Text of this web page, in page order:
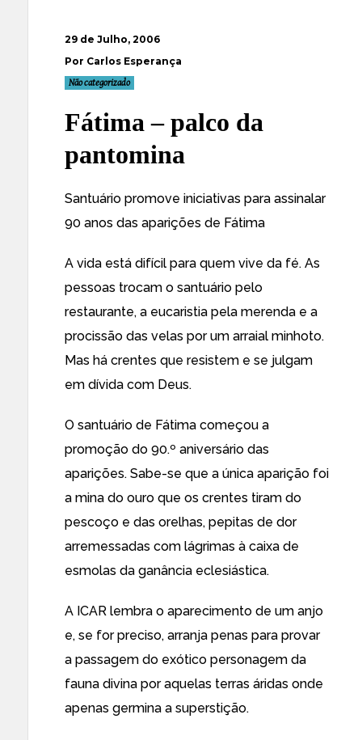
29 de Julho, 2006
Por Carlos Esperança
Não categorizado
Fátima – palco da
pantomina
Santuário promove iniciativas para assinalar
90 anos das aparições de Fátima
A vida está difícil para quem vive da fé. As
pessoas trocam o santuário pelo
restaurante, a eucaristia pela merenda e a
procissão das velas por um arraial minhoto.
Mas há crentes que resistem e se julgam
em dívida com Deus.
O santuário de Fátima começou a
promoção do 90.º aniversário das
aparições. Sabe-se que a única aparição foi
a mina do ouro que os crentes tiram do
pescoço e das orelhas, pepitas de dor
arremessadas com lágrimas à caixa de
esmolas da ganância eclesiástica.
A ICAR lembra o aparecimento de um anjo
e, se for preciso, arranja penas para provar
a passagem do exótico personagem da
fauna divina por aquelas terras áridas onde
apenas germina a superstição.